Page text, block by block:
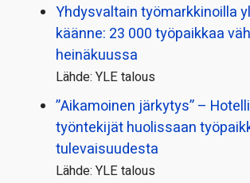
Yhdysvaltain työmarkkinoilla
käänne: 23 000 työpaikkaa
heinäkuussa
Lähde: YLE talous
”Aikamoinen järkytys” –
työntekijät huolissaan
tulevaisuudesta
Lähde: YLE talous